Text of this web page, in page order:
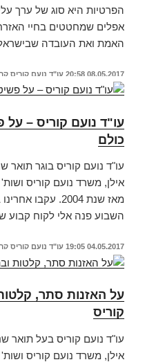
הפרטיות היא סוג של ערך
אפלים שמחטטים בחיי
האמת ואת העובדה שבישראל של 2017
08.05.2017
20:58 עו"ד נועם קוריס
עו"ד נועם קוריס –
כולם
עו"ד נועם קוריס בוגר
אילן, משרד נועם קוריס
מאז שנת 2004.
השבוע פנה אלי לקוח קבוע
04.05.2017
19:05 עו"ד נועם קוריס
על האזנות סתר,
קוריס
עו"ד נועם קוריס בעל תואר
אילן, משרד נועם קוריס